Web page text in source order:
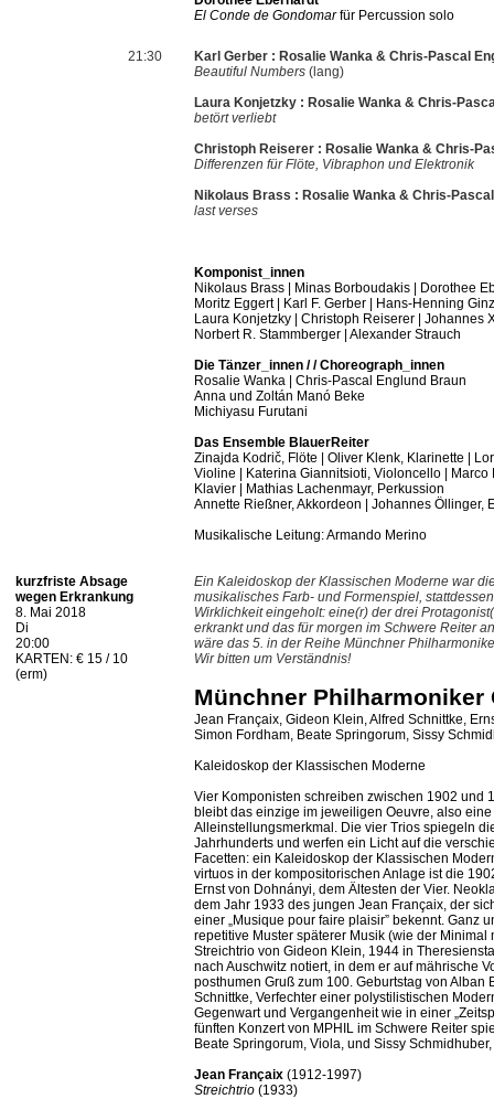
El Conde de Gondomarfür Percussion solo
21:30 Karl Gerber : Rosalie Wanka & Chris-Pascal
Beautiful Numbers (lang)
Laura Konjetzky : Rosalie Wanka & Chris-
betört verliebt
Christoph Reiserer : Rosalie Wanka & Chris-
Differenzen für Flöte, Vibraphon und Elektronik
Nikolaus Brass : Rosalie Wanka & Chris-
last verses
Komponist_innen
Nikolaus Brass | Minas Borboudakis | Dorothee
Moritz Eggert | Karl F. Gerber | Hans-Henning
Laura Konjetzky | Christoph Reiserer | Johannes
Norbert R. Stammberger | Alexander Strauch
Die Tänzer_innen / / Choreograph_innen
Rosalie Wanka | Chris-Pascal Englund Braun
Anna und Zoltán Manó Beke
Michiyasu Furutani
Das Ensemble BlauerReiter
Zinajda Kodrič, Flöte | Oliver Klenk, Klarinette |
Violine | Katerina Giannitsioti, Violoncello | Marco
Klavier | Mathias Lachenmayr, Perkussion
Annette Rießner, Akkordeon | Johannes Öllinger,
Musikalische Leitung: Armando Merino
kurzfriste Absage
wegen Erkrankung
8. Mai 2018
Di
20:00
KARTEN: € 15 / 10
(erm)
Ein Kaleidoskop der Klassischen Moderne war
musikalisches Farb- und Formenspiel,
Wirklichkeit eingeholt: eine(r) der drei
erkrankt und das für morgen im Schwere Reiter
wäre das 5. in der Reihe Münchner
Wir bitten um Verständnis!
Münchner Philharmoniker
Jean Françaix, Gideon Klein, Alfred Schnittke,
Simon Fordham, Beate Springorum, Sissy
Kaleidoskop der Klassischen Moderne
Vier Komponisten schreiben zwischen 1902 und
bleibt das einzige im jeweiligen Oeuvre, also
Alleinstellungsmerkmal. Die vier Trios spiegeln
Jahrhunderts und werfen ein Licht auf die
Facetten: ein Kaleidoskop der Klassischen
virtuos in der kompositorischen Anlage ist die
Ernst von Dohnányi, dem Ältesten der Vier.
dem Jahr 1933 des jungen Jean Françaix, der
einer „Musique pour faire plaisir” bekennt. Ganz
repetitive Muster späterer Musik (wie der
Streichtrio von Gideon Klein, 1944 in
nach Auschwitz notiert, in dem er auf mährische
posthumen Gruß zum 100. Geburtstag von Alban
Schnittke, Verfechter einer polystilistischen
Gegenwart und Vergangenheit wie in einer
fünften Konzert von MPHIL im Schwere Reiter
Beate Springorum, Viola, und Sissy
Jean Françaix (1912-1997)
Streichtrio (1933)